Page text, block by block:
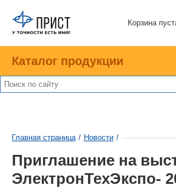
Корзина
Каталог продукции
Главная страница / Новости /
Приглашение на
ЭлектронТехЭкспо-